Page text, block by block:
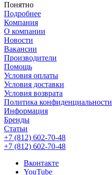
Понятно
Подробнее
Компания
О компании
Новости
Вакансии
Производители
Помощь
Условия оплаты
Условия доставки
Условия возврата
Политика конфиденциальности
Информация
Бренды
Статьи
+7 (812) 602-70-48
+7 (812) 602-70-48
Вконтакте
YouTube